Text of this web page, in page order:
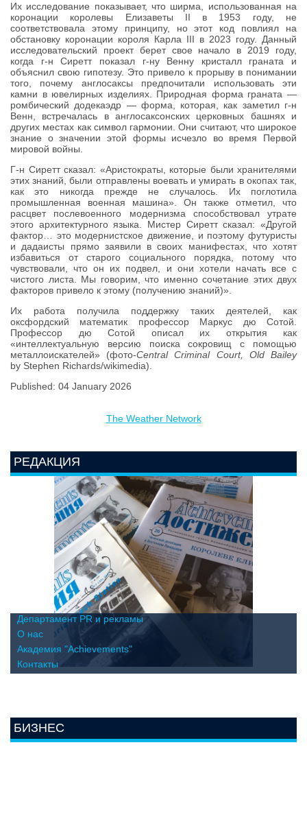
Их исследование показывает, что ширма, использованная на
коронации королевы Елизаветы II в 1953 году, не
соответствовала этому принципу, но этот код повлиял на
обстановку коронации короля Карла III в 2023 году. Данный
исследовательский проект берет свое начало в 2019 году,
когда г-н Сиретт показал г-ну Венну кристалл граната и
объяснил свою гипотезу. Это привело к прорыву в понимании
того, почему англосаксы предпочитали использовать эти
камни в ювелирных изделиях. Природная форма граната —
ромбический додекаэдр — форма, которая, как заметил г-н
Венн, встречалась в англосаксонских церковных башнях и
других местах как символ гармонии. Они считают, что широкое
знание о значении этой формы исчезло во время Первой
мировой войны.
Г-н Сиретт сказал: «Аристократы, которые были хранителями
этих знаний, были отправлены воевать и умирать в окопах так,
как это никогда прежде не случалось. Их поглотила
промышленная военная машина». Он также отметил, что
расцвет послевоенного модернизма способствовал утрате
этого архитектурного языка. Мистер Сиретт сказал: «Другой
фактор… это модернистское движение, и поэтому футуристы
и дадаисты прямо заявили в своих манифестах, что хотят
избавиться от старого социального порядка, потому что
чувствовали, что он их подвел, и они хотели начать все с
чистого листа. Мы говорим, что именно сочетание этих двух
факторов привело к этому (получению знаний)».
Их работа получила поддержку таких деятелей, как
оксфордский математик профессор Маркус дю Сотой.
Профессор дю Сотой описал их открытия как
«интеллектуальную версию поиска сокровищ с помощью
металлоискателей» (фото-Central Criminal Court, Old Bailey
by Stephen Richards/wikimedia).
Published: 04 January 2026
The Weather Network
РЕДАКЦИЯ
Департамент PR и рекламы
О нас
Академия "Achievements"
Контакты
БИЗНЕС